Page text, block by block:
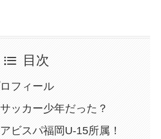
目次
フィール
ッカー少年だった？
ビスパ福岡U-15所属！